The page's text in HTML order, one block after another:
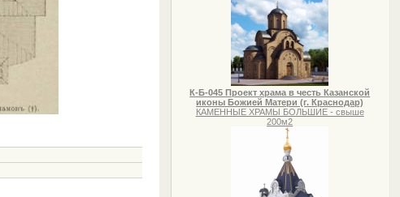
К-Б-045 Проект храма в честь Казанской
иконы Божией Матери (г. Краснодар)
КАМЕННЫЕ ХРАМЫ БОЛЬШИЕ - свыше
200м2